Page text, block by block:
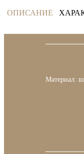
ОПИСАНИЕ
Материал: